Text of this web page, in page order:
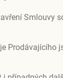
Smlouvy
Prodávajícího